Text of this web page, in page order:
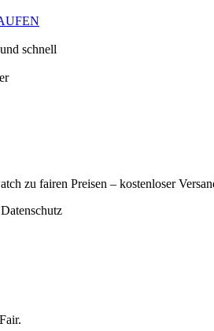
schnell
zu fairen Preisen – kostenloser
Datenschutz